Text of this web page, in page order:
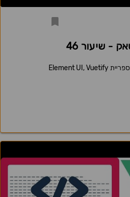
- שיעור 46